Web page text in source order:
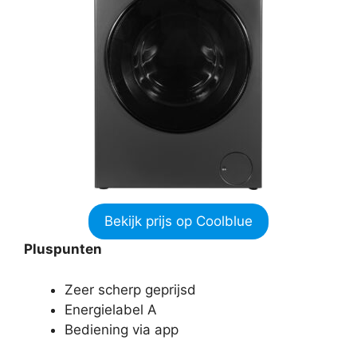
Bekijk prijs op Coolblue
Pluspunten
Zeer scherp geprijsd
Energielabel A
Bediening via app